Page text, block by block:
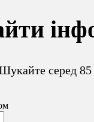
серед 85